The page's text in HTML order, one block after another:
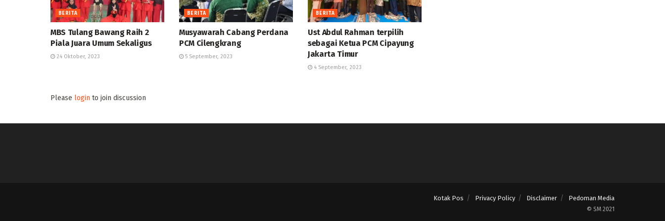
BERITA
MBS Tulang Bawang Raih 2
Piala Juara Umum Sekaligus
24 Oktober, 2023
BERITA
Musyawarah Cabang Perdana
PCM Cilengkrang
5 September, 2023
BERITA
Ust Abdul Rahman terpilih
sebagai Ketua PCM Cipayung
Jakarta Timur
4 September, 2023
Please login to join discussion
Kotak Pos Privacy Policy Disclaimer Pedoman Media
© SM 2021